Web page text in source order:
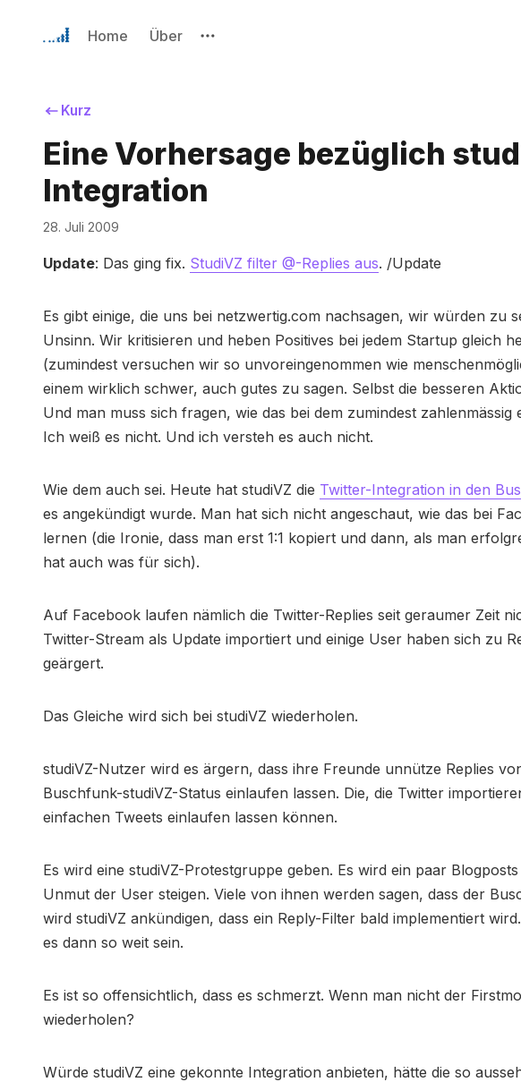
Home Über
Kurz
Eine Vorhersage bezüglich
Integration
28. Juli 2009
Update: Das ging fix. StudiVZ filter @-Replies aus. /Update
Es gibt einige, die uns bei netzwertig.com nachsagen, wir würden zu
Unsinn. Wir kritisieren und heben Positives bei jedem Startup gleich
(zumindest versuchen wir so unvoreingenommen wie
einem wirklich schwer, auch gutes zu sagen. Selbst die besseren
Und man muss sich fragen, wie das bei dem zumindest
Ich weiß es nicht. Und ich versteh es auch nicht.
Wie dem auch sei. Heute hat studiVZ die Twitter-Integration in den
es angekündigt wurde. Man hat sich nicht angeschaut, wie das bei
lernen (die Ironie, dass man erst 1:1 kopiert und dann, als man
hat auch was für sich).
Auf Facebook laufen nämlich die Twitter-Replies seit geraumer Zeit
Twitter-Stream als Update importiert und einige User haben sich zu
geärgert.
Das Gleiche wird sich bei studiVZ wiederholen.
studiVZ-Nutzer wird es ärgern, dass ihre Freunde unnütze Replies
Buschfunk-studiVZ-Status einlaufen lassen. Die, die Twitter
einfachen Tweets einlaufen lassen können.
Es wird eine studiVZ-Protestgruppe geben. Es wird ein paar
Unmut der User steigen. Viele von ihnen werden sagen, dass der
wird studiVZ ankündigen, dass ein Reply-Filter bald implementiert
es dann so weit sein.
Es ist so offensichtlich, dass es schmerzt. Wenn man nicht der
wiederholen?
Würde studiVZ eine gekonnte Integration anbieten, hätte die so